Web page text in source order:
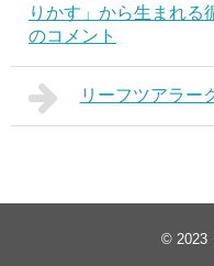
りかす」から生まれる
のコメント
リーフツアラー
© 2023